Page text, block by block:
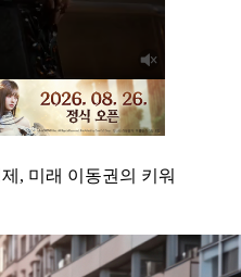
, 미래 이동권의 키워